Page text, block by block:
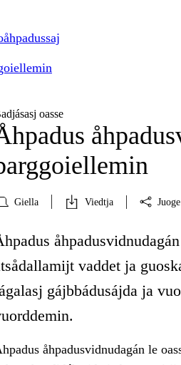
oasse
Giella Viedtja Juoge
vaddet ja
gájbbádusájda ja
åhpadusvidnudagán le